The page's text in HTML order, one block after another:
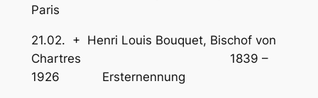
Paris
21.02. + Henri Louis Bouquet, Bischof von
Chartres 1839 –
1926 Ersternennung